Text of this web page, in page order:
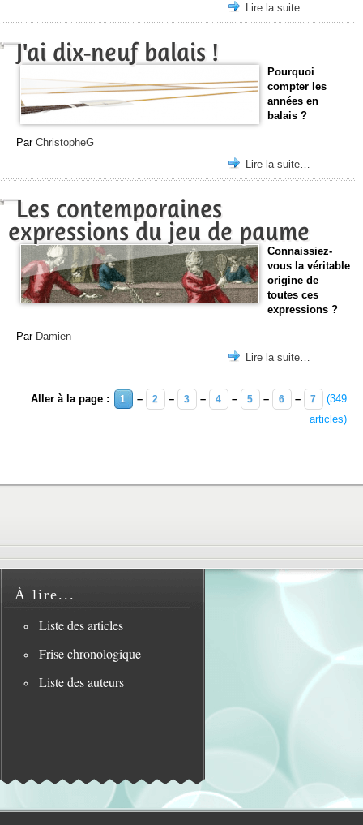
Lire la suite…
J'ai dix-neuf balais !
Pourquoi
compter les
années en
balais ?
Par ChristopheG
Lire la suite…
Les contemporaines
expressions du jeu de paume
Connaissiez-
vous la véritable
origine de
toutes ces
expressions ?
Par Damien
Lire la suite…
Aller à la page : 1 – 2 – 3 – 4 – 5 – 6 – 7
(349
articles)
À lire...
Liste des articles
Frise chronologique
Liste des auteurs